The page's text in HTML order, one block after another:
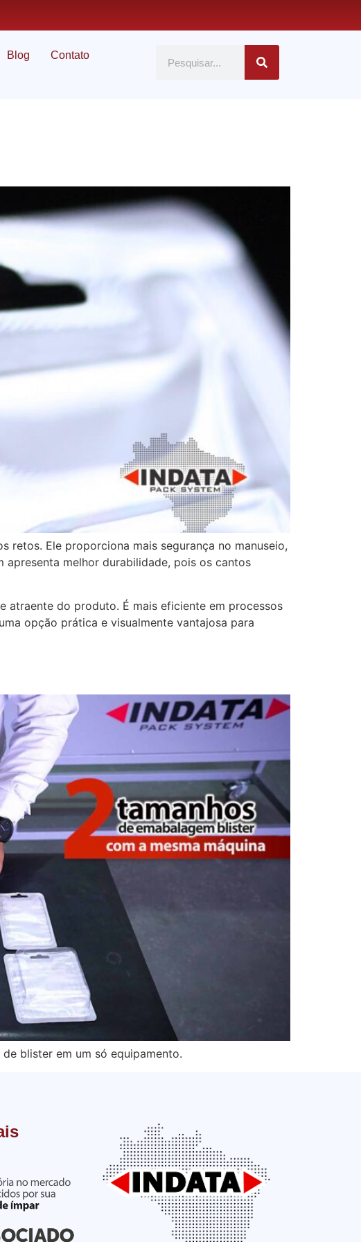
Blog Contato
Ele proporciona mais segurança no manuseio,
melhor durabilidade, pois os cantos
atraente do produto. É mais eficiente em processos
opção prática e visualmente vantajosa para
blister em um só equipamento.